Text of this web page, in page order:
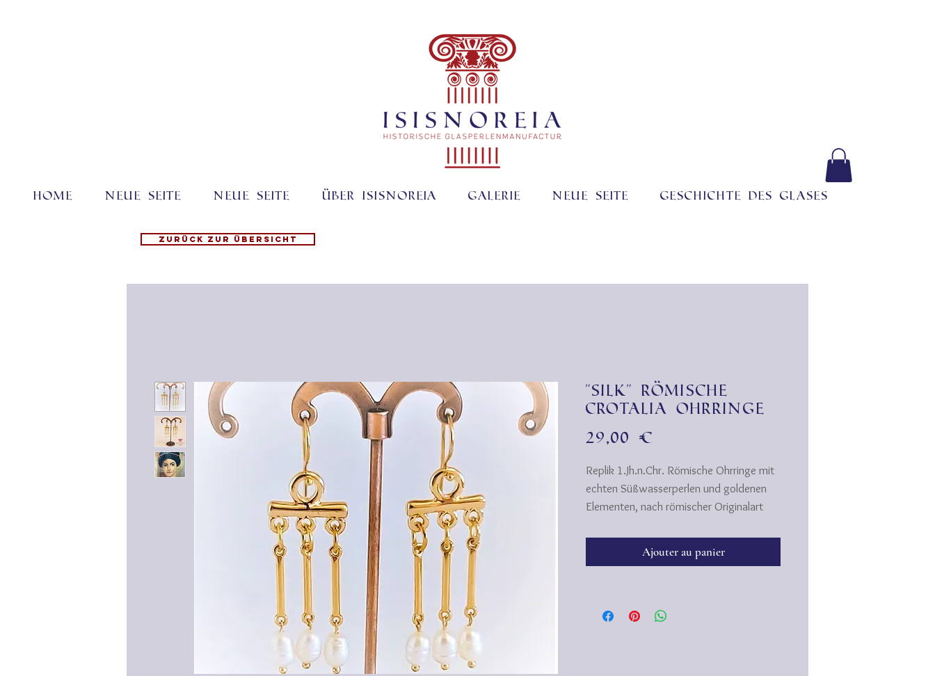
Home Neue Seite Neue Seite Über ISISNOREIA Galerie Neue Seite Geschichte des Glases
Zurück zur Übersicht
"Silk" römische
Crotalia Ohrringe
29,00 €
Replik 1.Jh.n.Chr. Römische Ohrringe mit
echten Süßwasserperlen und goldenen
Elementen, nach römischer Originalart
stammt vom griech. Wort "Krotalos" ab.
Schälchen bestand, also Kastagnetten!)
Ajouter au panier